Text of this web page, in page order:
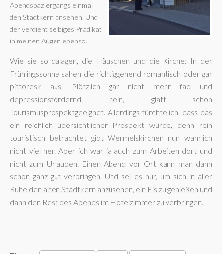
Abendspaziergangs einmal
den Stadtkern ansehen. Und
der verdient selbiges Prädikat
in meinen Augen ebenso.
Wie sie so dalagen, die Häuschen und die Kirche: In der
Frühlingssonne sahen die richtiggehend romantisch oder gar
pittoresk aus. Plötzlich gar nicht mehr fad und
depressionsfördernd, nein, glatt schon
Tourismusprospektgeeignet. Allerdings fürchte ich, dass das
ein reichlich übersichtlicher Prospekt würde, denn rein
touristisch betrachtet gibt Wermelskirchen nun wahrlich
nicht viel her. Aber ich war ja auch zum Arbeiten dort und
nicht zum Urlauben. Einen Abend vor Ort kann man dann
schon ganz gut verbringen. Und sei es nur, um sich in aller
Ruhe den alten Stadtkern anzusehen, ein Eis zu genießen und
dann den Rest des Abends im Hotelzimmer zu verbringen.